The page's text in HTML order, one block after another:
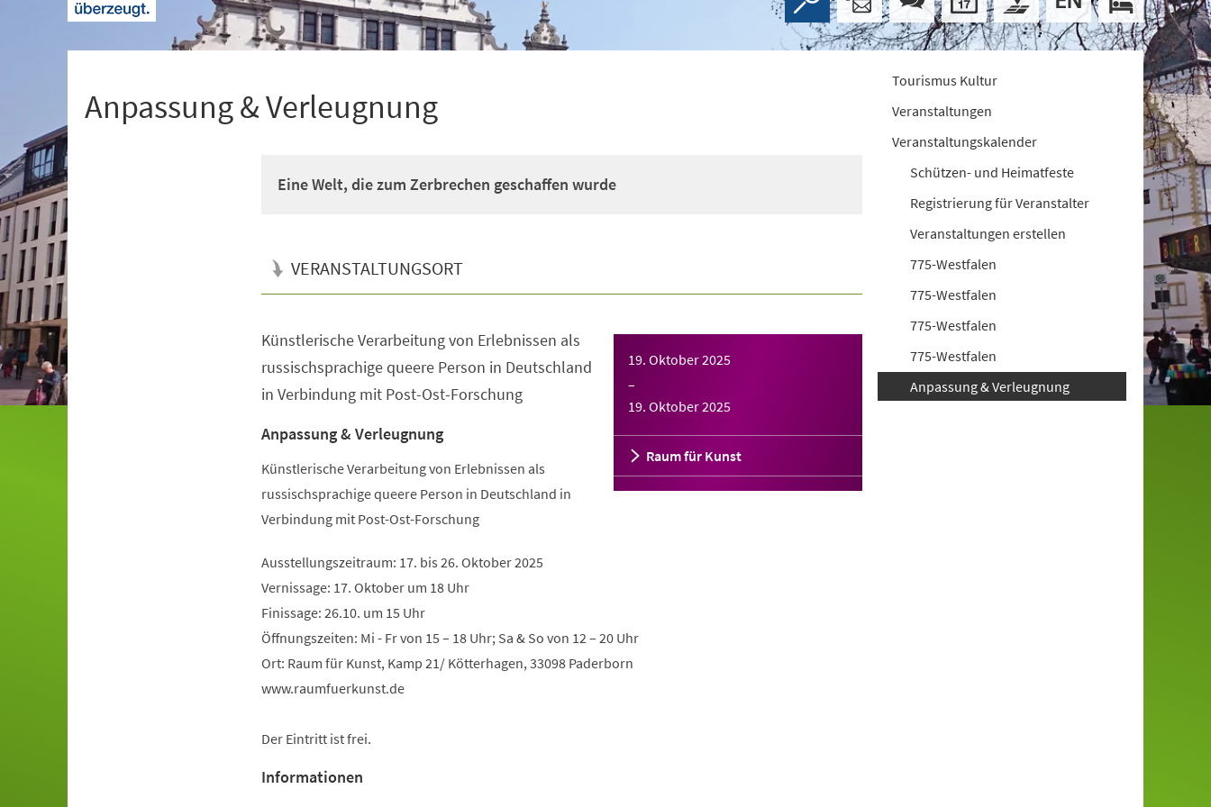
Anpassung & Verleugnung
Eine Welt, die zum Zerbrechen geschaffen wurde
VERANSTALTUNGSORT
19. Oktober 2025
–
19. Oktober 2025
Raum für Kunst
Künstlerische Verarbeitung von Erlebnissen als
russischsprachige queere Person in Deutschland
in Verbindung mit Post-Ost-Forschung
Anpassung & Verleugnung
Künstlerische Verarbeitung von Erlebnissen als
russischsprachige queere Person in Deutschland in
Verbindung mit Post-Ost-Forschung
Ausstellungszeitraum: 17. bis 26. Oktober 2025
Vernissage: 17. Oktober um 18 Uhr
Finissage: 26.10. um 15 Uhr
Öffnungszeiten: Mi - Fr von 15 – 18 Uhr; Sa & So von 12 – 20 Uhr
Ort: Raum für Kunst, Kamp 21/ Kötterhagen, 33098 Paderborn
www.raumfuerkunst.de
Der Eintritt ist frei.
Informationen
Tourismus Kultur
Veranstaltungen
Veranstaltungskalender
Schützen- und Heimatfeste
Registrierung für Veranstalter
Veranstaltungen erstellen
775-Westfalen
775-Westfalen
775-Westfalen
775-Westfalen
Anpassung & Verleugnung